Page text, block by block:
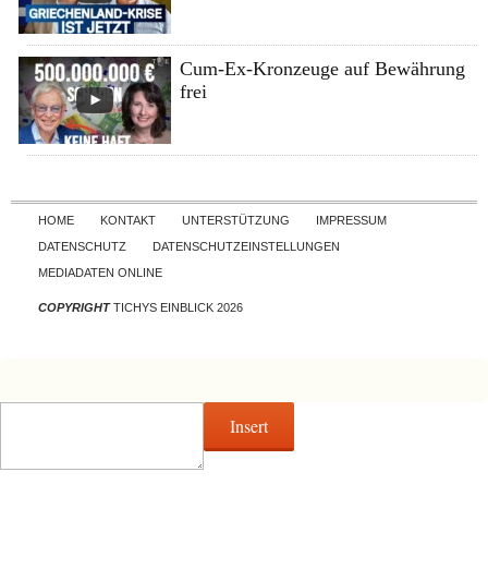
Cum-Ex-Kronzeuge auf Bewährung
frei
Skip to content
HOME KONTAKT UNTERSTÜTZUNG
IMPRESSUM
DATENSCHUTZ
DATENSCHUTZEINSTELLUNGEN
MEDIADATEN ONLINE
COPYRIGHTTICHYS EINBLICK 2026
Insert